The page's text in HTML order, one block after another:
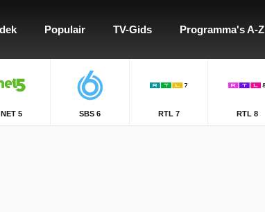
Populair TV-Gids Programma's A-Z
NET 5 SBS 6 RTL 7 RTL 8